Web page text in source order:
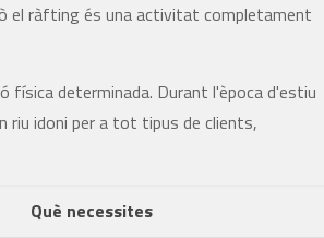
el ràfting és una activitat completament
física determinada. Durant l'època d'estiu
riu idoni per a tot tipus de clients,
Què necessites